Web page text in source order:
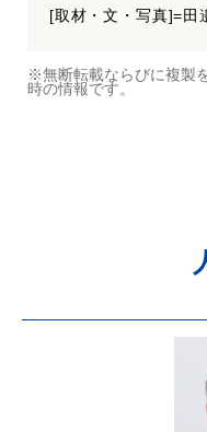
[取材・文・写真]=田
※無断転載ならびに複製
時の情報です。